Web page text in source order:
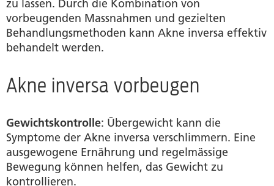
zu lassen. Durch die Kombination von
vorbeugenden Massnahmen und gezielten
Behandlungsmethoden kann Akne inversa effektiv
behandelt werden.
Akne inversa vorbeugen
Gewichtskontrolle: Übergewicht kann die
Symptome der Akne inversa verschlimmern. Eine
ausgewogene Ernährung und regelmässige
Bewegung können helfen, das Gewicht zu
kontrollieren.